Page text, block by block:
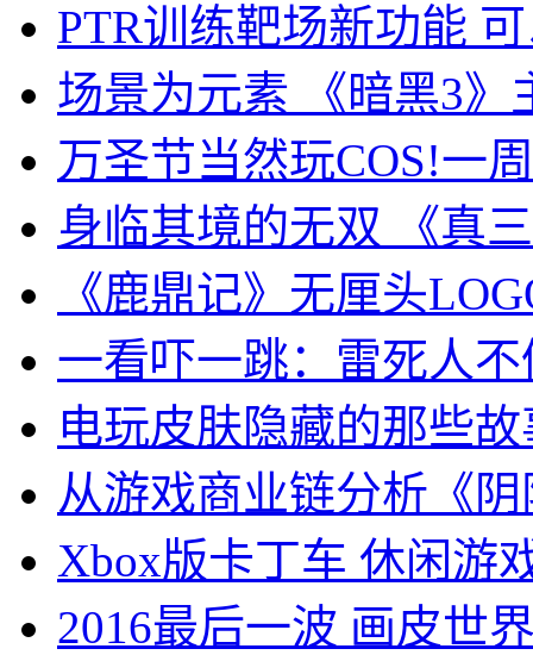
PTR训练靶场新功能
场景为元素 《暗黑3》
万圣节当然玩COS!一
身临其境的无双 《真
《鹿鼎记》无厘头
一看吓一跳：雷死人
电玩皮肤隐藏的那些
从游戏商业链分析《
Xbox版卡丁车 休闲游
2016最后一波 画皮世